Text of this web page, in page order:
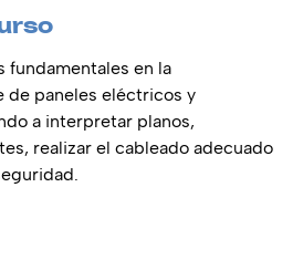
fundamentales en la
de paneles eléctricos y
a interpretar planos,
realizar el cableado adecuado